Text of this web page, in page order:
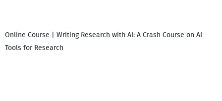
Online Course | Writing Research with AI: A Crash Course on AI
Tools for Research